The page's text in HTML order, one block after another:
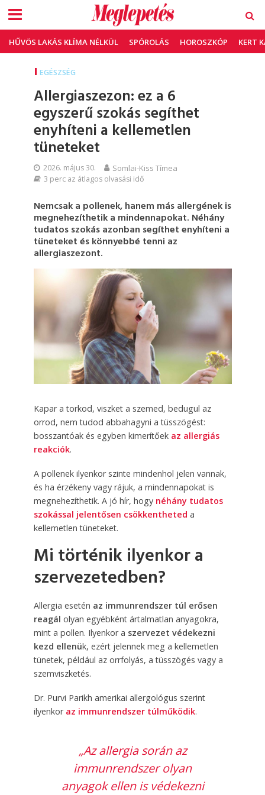
HŰVÖS LAKÁS KLÍMA NÉLKÜL SPÓROLÁS HOROSZKÓP KERT
EGÉSZSÉG
Allergiaszezon: ez a 6
egyszerű szokás segíthet
enyhíteni a kellemetlen
tüneteket
2026. május 30. Somlai-Kiss Tímea
3 perc az átlagos olvasási idő
Nemcsak a pollenek, hanem más allergének is
megnehezíthetik a mindennapokat. Néhány
tudatos szokás azonban segíthet enyhíteni a
tüneteket és könnyebbé tenni az
allergiaszezont.
Kapar a torkod, viszket a szemed, bedugul az
orrod, nem tudod abbahagyni a tüsszögést:
bosszantóak és egyben kimerítőekaz allergiás
reakciók.
A pollenek ilyenkor szinte mindenhol jelen vannak,
és ha érzékeny vagy rájuk, a mindennapokat is
megnehezíthetik. A jó hír, hogy néhány tudatos
szokással jelentősen csökkentheted a
kellemetlen tüneteket.
Mi történik ilyenkor a
szervezetedben?
Allergia esetén az immunrendszer túl erősen
reagál olyan egyébként ártalmatlan anyagokra,
mint a pollen. Ilyenkor a szervezet védekezni
kezd ellenük, ezért jelennek meg a kellemetlen
tünetek, például az orrfolyás, a tüsszögés vagy a
szemviszketés.
Dr. Purvi Parikh amerikai allergológus szerint
ilyenkor az immunrendszer túlműködik.
„Az allergia során az
immunrendszer olyan
anyagok ellen is védekezni